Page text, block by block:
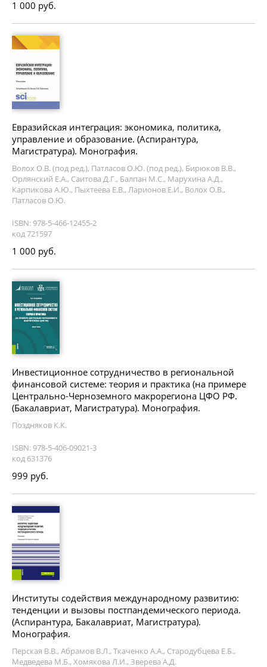
1 000 руб.
Евразийская интеграция: экономика, политика,
управление и образование. (Аспирантура,
Магистратура). Монография.
Волох О.В. (под ред.), Патласов О.Ю. (под ред.), Бирюков В.В.,
Орлянский Е.А., Саитова Д.Г., Балпан М.С., Марухина А.Д.,
Карпикова А.Ю., Пыхтеева Е.В., Ларионов Е.И., Волох О.В.,
Патласов О.Ю.
ISBN: 978-5-466-12455-2
код 721597
1 000 руб.
Инвестиционное сотрудничество в региональной
финансовой системе: теория и практика (на примере
Центрально-Черноземного макрорегиона ЦФО РФ.
(Бакалавриат, Магистратура). Монография.
Поздняков К.К.
ISBN: 978-5-406-09021-3
код 631376
999 руб.
Институты содействия международному развитию:
тенденции и вызовы постпандемического периода.
(Аспирантура, Бакалавриат, Магистратура).
Монография.
Перская В.В., Абрамов В.Л., Ткаченко А.А., Стародубцева Е.Б.,
Медведева М.Б., Хомякова Л.И., Зверева А.Д.